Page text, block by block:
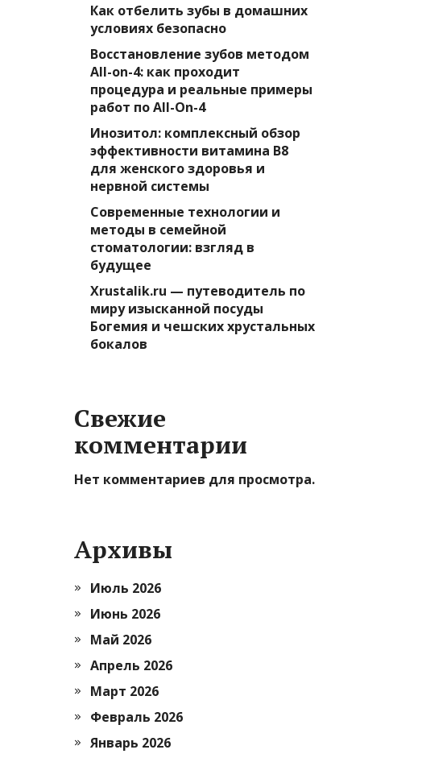
Как отбелить зубы в домашних
условиях безопасно
Восстановление зубов методом
All-on-4: как проходит
процедура и реальные примеры
работ по All-On-4
Инозитол: комплексный обзор
эффективности витамина B8
для женского здоровья и
нервной системы
Современные технологии и
методы в семейной
стоматологии: взгляд в
будущее
Xrustalik.ru — путеводитель по
миру изысканной посуды
Богемия и чешских хрустальных
бокалов
Свежие
комментарии
Нет комментариев для просмотра.
Архивы
Июль 2026
Июнь 2026
Май 2026
Апрель 2026
Март 2026
Февраль 2026
Январь 2026